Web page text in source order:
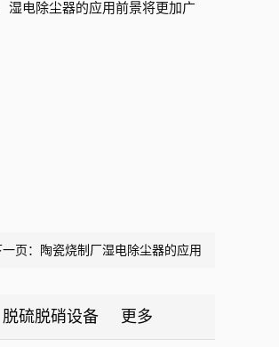
湿电除尘器的应用前景将更加广
页： 陶瓷烧制厂湿电除尘器的应用
脱硫脱硝设备 更多